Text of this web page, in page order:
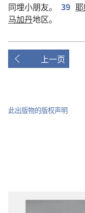
同埋小朋友。 39
马加丹地区。
上一页
此出版物的版权声明